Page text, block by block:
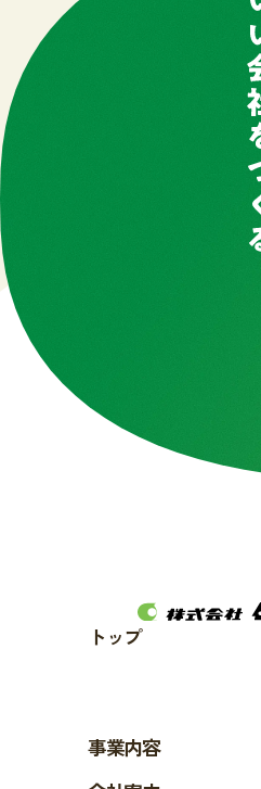
トップ
事業内容